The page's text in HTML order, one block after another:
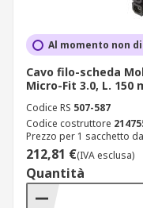
Al momento non
Cavo filo-scheda
Micro-Fit 3.0, L. 150
Codice RS 507-587
Codice costruttore
Prezzo per 1 sacchetto
212,81 €(IVA esclusa)
Quantità